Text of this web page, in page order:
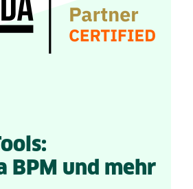
BPM und mehr